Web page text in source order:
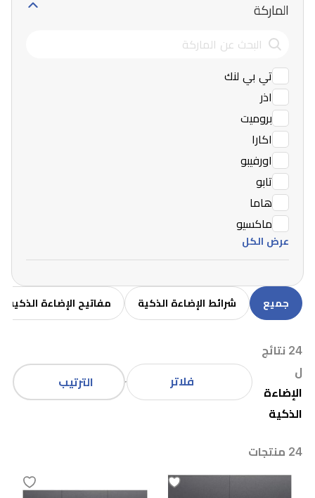
الماركة
تي بي لنك
اذر
بروميت
اكارا
اورفيبو
تابو
هاما
ماكسيو
عرض الكل
جميع شرائط الإضاءة الذكية مفاتيح الإضاءة الذكية
24 نتائج
ل
الإضاءة
الذكية
فلاتر الترتيب
24 منتجات